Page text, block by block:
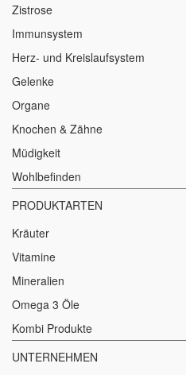
Zistrose
Immunsystem
Herz- und Kreislaufsystem
Gelenke
Organe
Knochen & Zähne
Müdigkeit
Wohlbefinden
PRODUKTARTEN
Kräuter
Vitamine
Mineralien
Omega 3 Öle
Kombi Produkte
UNTERNEHMEN